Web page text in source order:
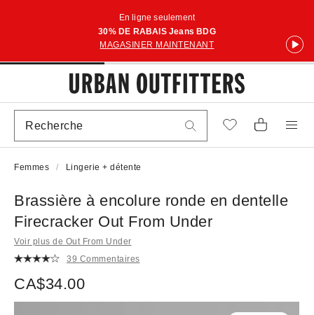
En ligne seulement
30% DE RABAIS Jeans BDG
MAGASINER MAINTENANT
Femmes Lingerie + détente
Brassière à encolure ronde en dentelle
Firecracker Out From Under
Voir plus de Out From Under
39 Commentaires
CA$34.00